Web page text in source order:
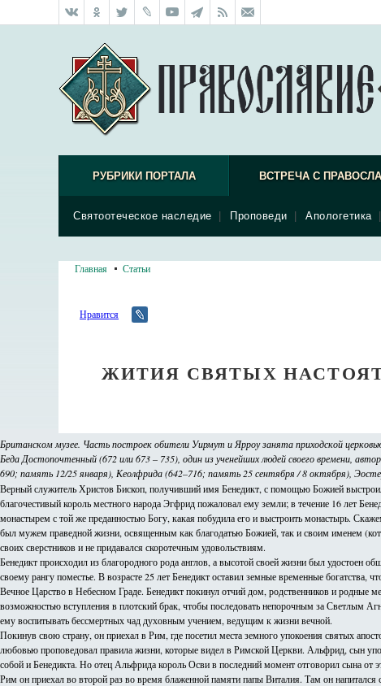
РУБРИКИ ПОРТАЛА ВСТРЕЧА С
Святоотеческое наследие Проповеди Апологетика
Главная Статьи
Нравится
ЖИТИЯ СВЯТЫХ
Британском музее. Часть построек обители Уирмут и Ярроу занята приходской
Беда Достопочтенный (672 или 673 – 735), один из ученейших людей своего времени,
690; память 12/25 января), Кеолфрида (642–716; память 25 сентября / 8 октября),
Верный служитель Христов Бископ, получивший имя Бенедикт, с помощью Божией
благочестивый король местного народа Эгфрид пожаловал ему земли; в течение 16 лет
монастырем с той же преданностью Богу, какая побудила его и выстроить монастырь.
был мужем праведной жизни, освященным как благодатью Божией, так и своим именем
своих сверстников и не придавался скоротечным удовольствиям.
Бенедикт происходил из благородного рода англов, а высотой своей жизни был удостоен
своему рангу поместье. В возрасте 25 лет Бенедикт оставил земные временные
Вечное Царство в Небесном Граде. Бенедикт покинул отчий дом, родственников и родные
возможностью вступления в плотский брак, чтобы последовать непорочным за Светлым
ему воспитывать бессмертных чад духовным учением, ведущим к жизни вечной.
Покинув свою страну, он приехал в Рим, где посетил места земного упокоения святых
любовью проповедовал правила жизни, которые видел в Римской Церкви. Альфрид, сын
собой и Бенедикта. Но отец Альфрида король Осви в последний момент отговорил сына от
Рим он приехал во второй раз во время блаженной памяти папы Виталия. Там он